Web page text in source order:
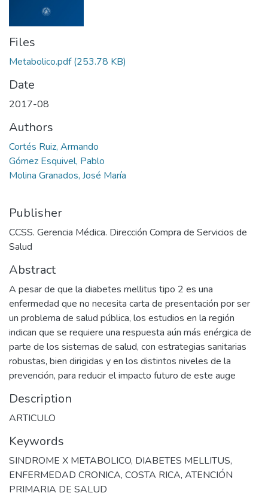
Files
Metabolico.pdf(253.78 KB)
Date
2017-08
Authors
Cortés Ruiz, Armando
Gómez Esquivel, Pablo
Molina Granados, José María
Publisher
CCSS. Gerencia Médica. Dirección Compra de Servicios de
Salud
Abstract
A pesar de que la diabetes mellitus tipo 2 es una
enfermedad que no necesita carta de presentación por ser
un problema de salud pública, los estudios en la región
indican que se requiere una respuesta aún más enérgica de
parte de los sistemas de salud, con estrategias sanitarias
robustas, bien dirigidas y en los distintos niveles de la
prevención, para reducir el impacto futuro de este auge
Description
ARTICULO
Keywords
SINDROME X METABOLICO, DIABETES MELLITUS,
ENFERMEDAD CRONICA, COSTA RICA, ATENCIÓN
PRIMARIA DE SALUD